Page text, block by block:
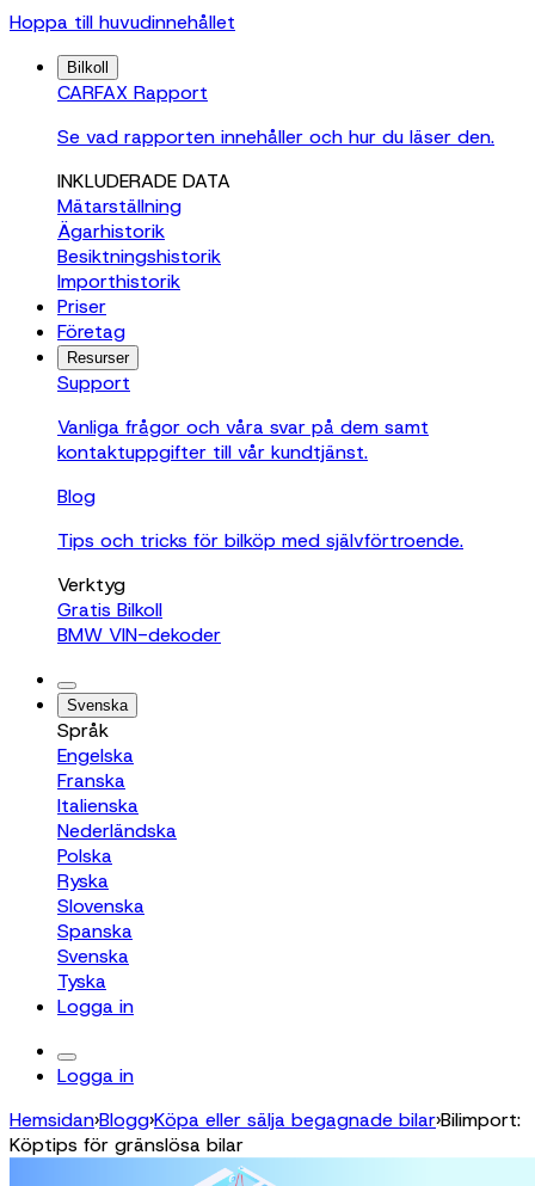
Hoppa till huvudinnehållet
Bilkoll
CARFAX Rapport
Se vad rapporten innehåller och hur du läser den.
INKLUDERADE DATA
Mätarställning
Ägarhistorik
Besiktningshistorik
Importhistorik
Priser
Företag
Resurser
Support
Vanliga frågor och våra svar på dem samt
kontaktuppgifter till vår kundtjänst.
Blog
Tips och tricks för bilköp med självförtroende.
Verktyg
Gratis Bilkoll
BMW VIN-dekoder
Svenska
Språk
Engelska
Franska
Italienska
Nederländska
Polska
Ryska
Slovenska
Spanska
Svenska
Tyska
Logga in
Logga in
Hemsidan›Blogg›Köpa eller sälja begagnade bilar›Bilimport:
Köptips för gränslösa bilar